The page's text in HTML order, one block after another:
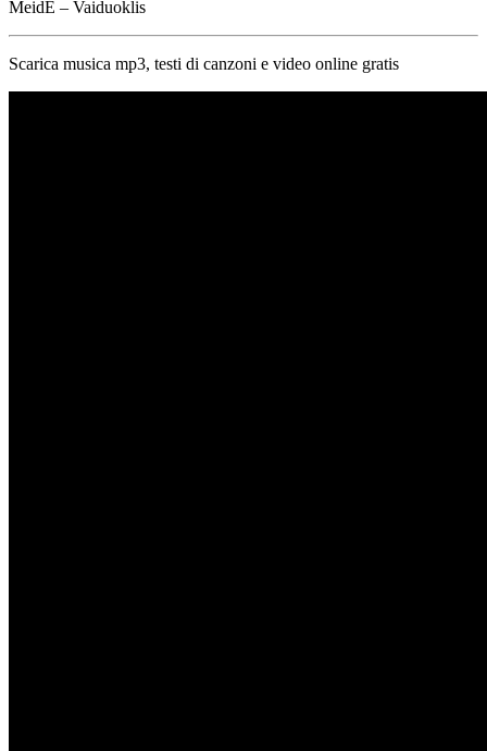
MeidĖ – Vaiduoklis
Scarica musica mp3, testi di canzoni e video online gratis